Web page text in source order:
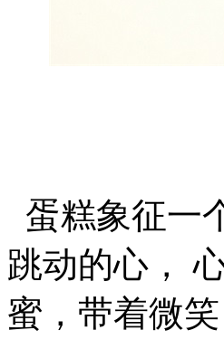
蛋糕象征一
跳动的心，
蜜，带着微